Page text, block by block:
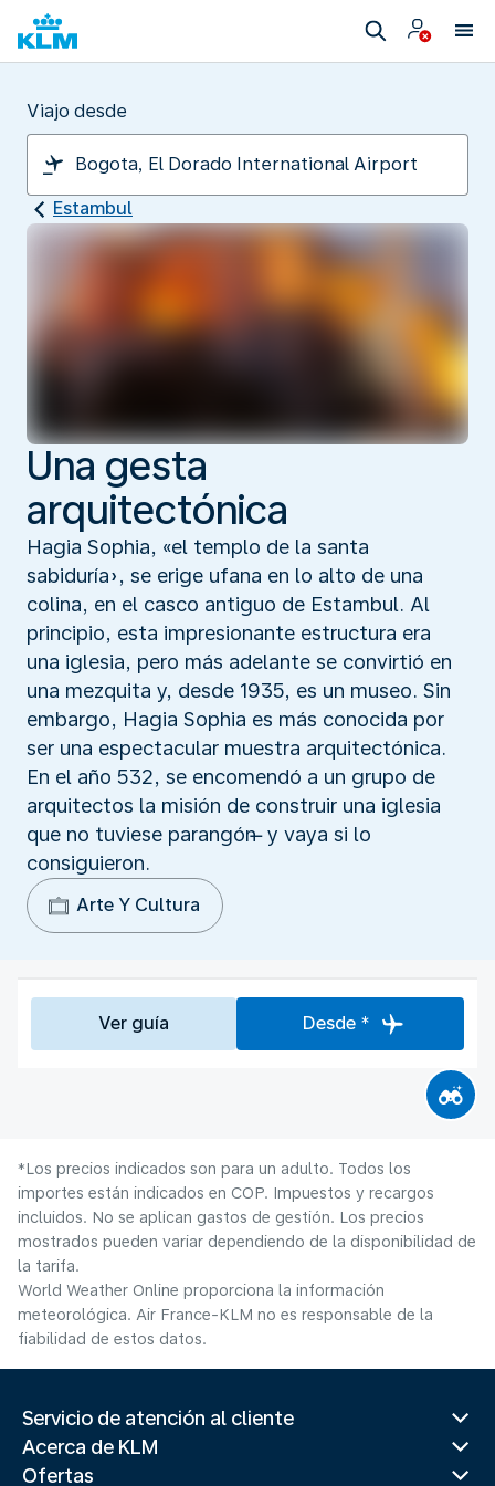
Viajo desde
Estambul
Una gesta
arquitectónica
Hagia Sophia, «el templo de la santa
sabiduría», se erige ufana en lo alto de una
colina, en el casco antiguo de Estambul. Al
principio, esta impresionante estructura era
una iglesia, pero más adelante se convirtió en
una mezquita y, desde 1935, es un museo. Sin
embargo, Hagia Sophia es más conocida por
ser una espectacular muestra arquitectónica.
En el año 532, se encomendó a un grupo de
arquitectos la misión de construir una iglesia
que no tuviese parangón ̶ y vaya si lo
consiguieron.
Arte Y Cultura
Ver guía Desde *
*Los precios indicados son para un adulto. Todos los
importes están indicados en COP. Impuestos y recargos
incluidos. No se aplican gastos de gestión. Los precios
mostrados pueden variar dependiendo de la disponibilidad de
la tarifa.
World Weather Online proporciona la información
meteorológica. Air France-KLM no es responsable de la
fiabilidad de estos datos.
Servicio de atención al cliente
Acerca de KLM
Ofertas